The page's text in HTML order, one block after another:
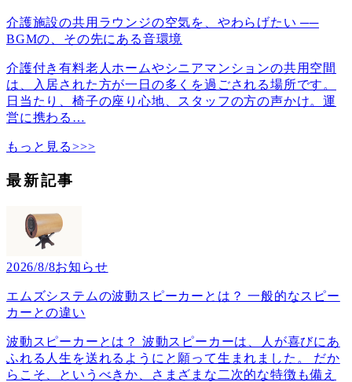
介護施設の共用ラウンジの空気を、やわらげたい ──
BGMの、その先にある音環境
介護付き有料老人ホームやシニアマンションの共用空間
は、入居された方が一日の多くを過ごされる場所です。
日当たり、椅子の座り心地、スタッフの方の声かけ。運
営に携わる …
もっと見る>>>
最新記事
2026/8/8お知らせ
エムズシステムの波動スピーカーとは？ 一般的なスピー
カーとの違い
波動スピーカーとは？ 波動スピーカーは、人が喜びにあ
ふれる人生を送れるようにと願って生まれました。 だか
らこそ、というべきか、さまざまな二次的な特徴も備え